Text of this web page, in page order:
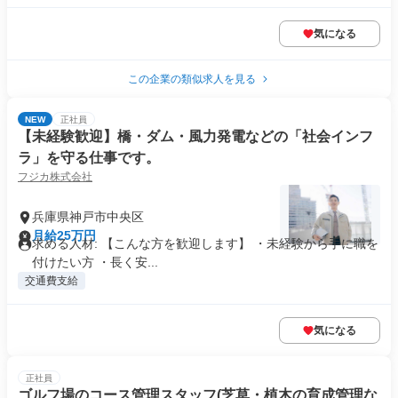
気になる
この企業の類似求人を見る
NEW 正社員
【未経験歓迎】橋・ダム・風力発電などの「社会インフ
ラ」を守る仕事です。
フジカ株式会社
兵庫県神戸市中央区
月給25万円
求める人材: 【こんな方を歓迎します】 ・未経験から手に職を
付けたい方 ・長く安...
交通費支給
気になる
正社員
ゴルフ場のコース管理スタッフ(芝草・植木の育成管理な